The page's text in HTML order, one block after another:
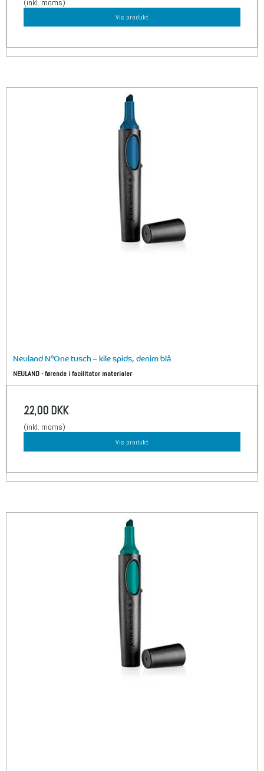
(inkl. moms)
Vis produkt
Neuland N°One tusch – kile spids, denim blå
NEULAND - førende i facilitator materialer
22,00 DKK
(inkl. moms)
Vis produkt